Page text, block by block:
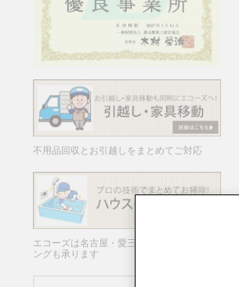
不用品回収とお引越しをまとめてご対応
エコーズは名古屋・愛三岐でハウスクリーニ
ングも承ります